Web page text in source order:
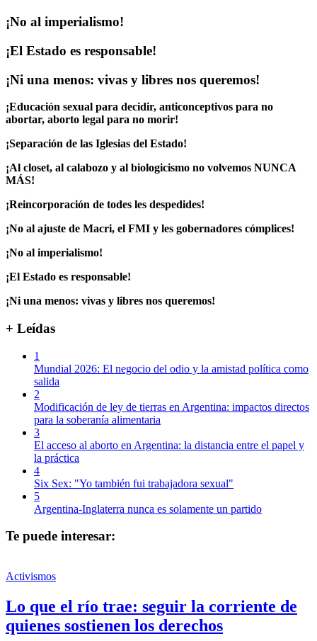
¡No al imperialismo!
¡El Estado es responsable!
¡Ni una menos: vivas y libres nos queremos!
¡Educación sexual para decidir, anticonceptivos para no
abortar, aborto legal para no morir!
¡Separación de las Iglesias del Estado!
¡Al closet, al calabozo y al biologicismo no volvemos NUNCA
MÁS!
¡Reincorporación de todes les despedides!
¡No al ajuste de Macri, el FMI y les gobernadores cómplices!
¡No al imperialismo!
¡El Estado es responsable!
¡Ni una menos: vivas y libres nos queremos!
+ Leídas
1
Mundial 2026: El negocio del odio y la amistad política como
salida
2
Modificación de ley de tierras en Argentina: impactos directos
para la soberanía alimentaria
3
El acceso al aborto en Argentina: la distancia entre el papel y
la práctica
4
Six Sex: "Yo también fui trabajadora sexual"
5
Argentina-Inglaterra nunca es solamente un partido
Te puede interesar:
Activismos
Lo que el río trae: seguir la corriente de
quienes sostienen los derechos